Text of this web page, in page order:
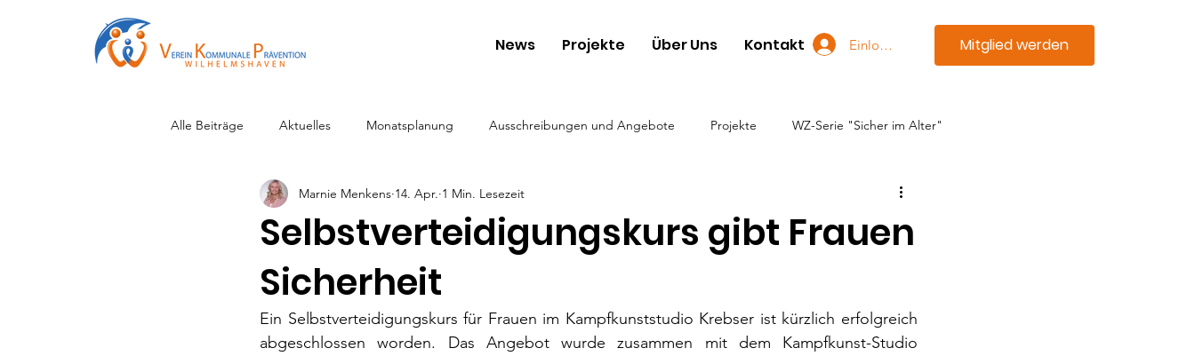
News Projekte Über Uns Kontakt Einloggen Mitglied werden
Alle Beiträge Aktuelles Monatsplanung Ausschreibungen und Angebote Projekte WZ-Serie "Sicher im Alter"
Selbstverteidigungskurs gibt Frauen
Sicherheit
Marnie Menkens 14. Apr. 1 Min. Lesezeit
Ein Selbstverteidigungskurs für Frauen im Kampfkunststudio Krebser ist kürzlich erfolgreich
abgeschlossen worden. Das Angebot wurde zusammen mit dem Kampfkunst-Studio